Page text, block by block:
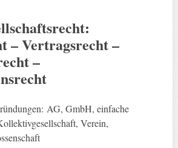
– Vertragsrecht –
–
AG, GmbH, einfache
Verein,